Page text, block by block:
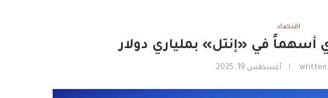
اقتصاد
في «إنتل» بملياري دولار
written أغسطس 19, 2025